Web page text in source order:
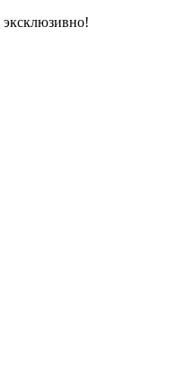
эксклюзивно!